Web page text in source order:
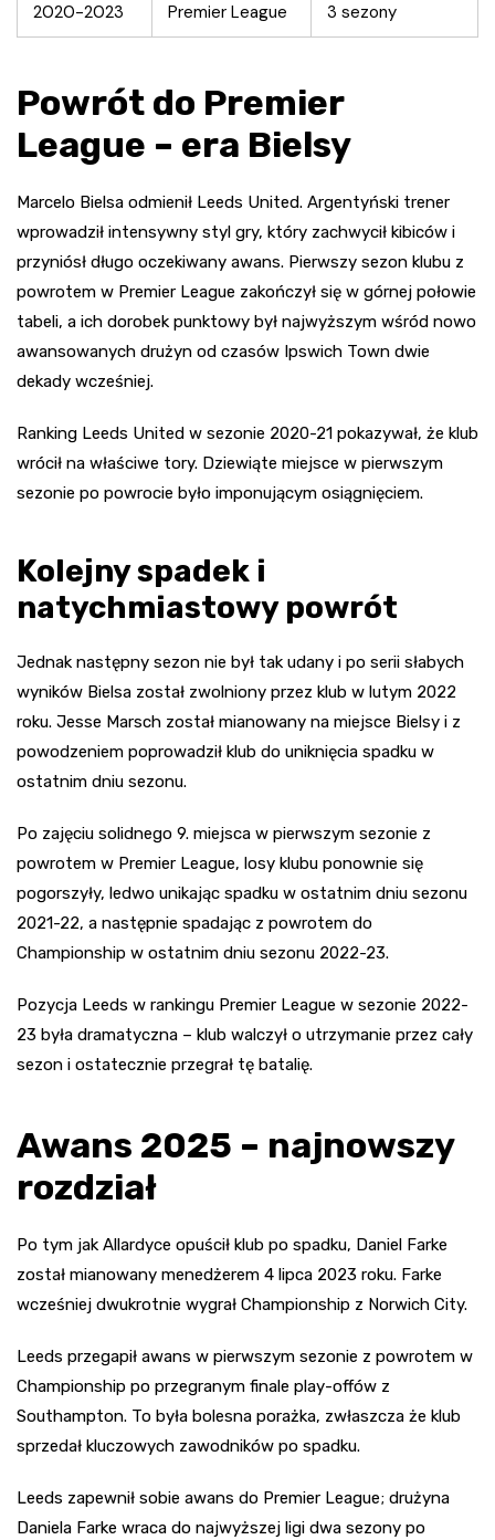
2020-2023 Premier League 3 sezony
Powrót do Premier
League – era Bielsy
Marcelo Bielsa odmienił Leeds United. Argentyński trener
wprowadził intensywny styl gry, który zachwycił kibiców i
przyniósł długo oczekiwany awans. Pierwszy sezon klubu z
powrotem w Premier League zakończył się w górnej połowie
tabeli, a ich dorobek punktowy był najwyższym wśród nowo
awansowanych drużyn od czasów Ipswich Town dwie
dekady wcześniej.
Ranking Leeds United w sezonie 2020-21 pokazywał, że klub
wrócił na właściwe tory. Dziewiąte miejsce w pierwszym
sezonie po powrocie było imponującym osiągnięciem.
Kolejny spadek i
natychmiastowy powrót
Jednak następny sezon nie był tak udany i po serii słabych
wyników Bielsa został zwolniony przez klub w lutym 2022
roku. Jesse Marsch został mianowany na miejsce Bielsy i z
powodzeniem poprowadził klub do uniknięcia spadku w
ostatnim dniu sezonu.
Po zajęciu solidnego 9. miejsca w pierwszym sezonie z
powrotem w Premier League, losy klubu ponownie się
pogorszyły, ledwo unikając spadku w ostatnim dniu sezonu
2021-22, a następnie spadając z powrotem do
Championship w ostatnim dniu sezonu 2022-23.
Pozycja Leeds w rankingu Premier League w sezonie 2022-
23 była dramatyczna – klub walczył o utrzymanie przez cały
sezon i ostatecznie przegrał tę batalię.
Awans 2025 – najnowszy
rozdział
Po tym jak Allardyce opuścił klub po spadku, Daniel Farke
został mianowany menedżerem 4 lipca 2023 roku. Farke
wcześniej dwukrotnie wygrał Championship z Norwich City.
Leeds przegapił awans w pierwszym sezonie z powrotem w
Championship po przegranym finale play-offów z
Southampton. To była bolesna porażka, zwłaszcza że klub
sprzedał kluczowych zawodników po spadku.
Leeds zapewnił sobie awans do Premier League; drużyna
Daniela Farke wraca do najwyższej ligi dwa sezony po